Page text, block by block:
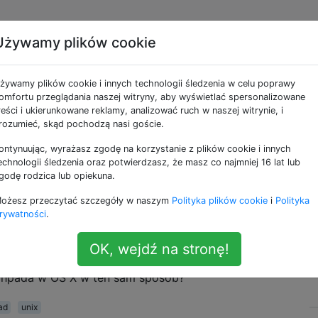
za pomocą
klawisza
zaznaczyć tekst, muszę nacisnąć „twardy” klawisz
tekst innym palcem na touchpadzie. Dzięki linuxowi na
dotknąć touchpada dwa razy i rozpocząć
klawisza na touchpadzie jednym palcem. Wydaje
łatwiejsza dla palców i szybsza. Czy można
w OS X w ten sam sposób?
unix
plików cookie
plików cookie i innych technologii śledzenia w celu poprawy
przeglądania naszej witryny, aby wyświetlać spersonalizowane
i ukierunkowane reklamy, analizować ruch w naszej witrynie, i
skąd pochodzą nasi goście.
wyrażasz zgodę na korzystanie z plików cookie i innych
śledzenia oraz potwierdzasz, że masz co najmniej 16 lat lub
rodzica lub opiekuna.
przeczytać szczegóły w naszym Polityka plików cookie i Polityka
.
OK, wejdź na stronę!